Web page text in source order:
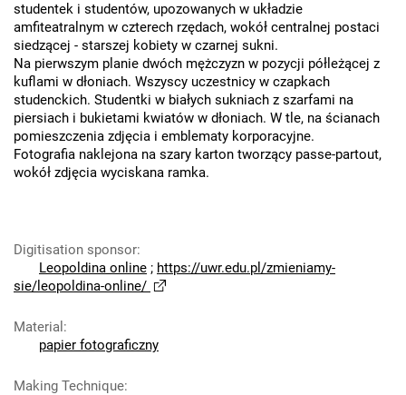
studentek i studentów, upozowanych w układzie
amfiteatralnym w czterech rzędach, wokół centralnej postaci
siedzącej - starszej kobiety w czarnej sukni.
Na pierwszym planie dwóch mężczyzn w pozycji półleżącej z
kuflami w dłoniach. Wszyscy uczestnicy w czapkach
studenckich. Studentki w białych sukniach z szarfami na
piersiach i bukietami kwiatów w dłoniach. W tle, na ścianach
pomieszczenia zdjęcia i emblematy korporacyjne.
Fotografia naklejona na szary karton tworzący passe-partout,
wokół zdjęcia wyciskana ramka.
Digitisation sponsor:
Leopoldina online ; https://uwr.edu.pl/zmieniamy-
sie/leopoldina-online/
Material :
papier fotograficzny
Making Technique: